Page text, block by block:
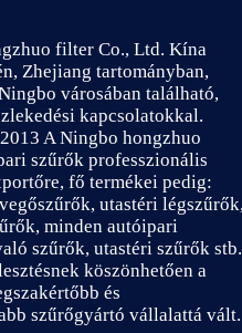
filter Co., Ltd. Kína
Zhejiang tartományban,
városában található,
kapcsolatokkal.
A Ningbo hongzhuo
szűrők professzionális
fő termékei pedig:
utastéri légszűrők,
minden autóipari
szűrők, utastéri szűrők stb.
köszönhetően a
és
szűrőgyártó vállalattá vált.